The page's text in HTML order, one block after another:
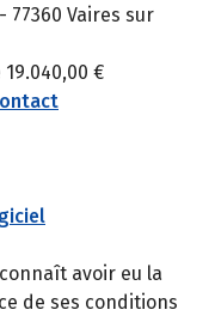
77360 Vaires sur
€
avoir eu la
de ses conditions